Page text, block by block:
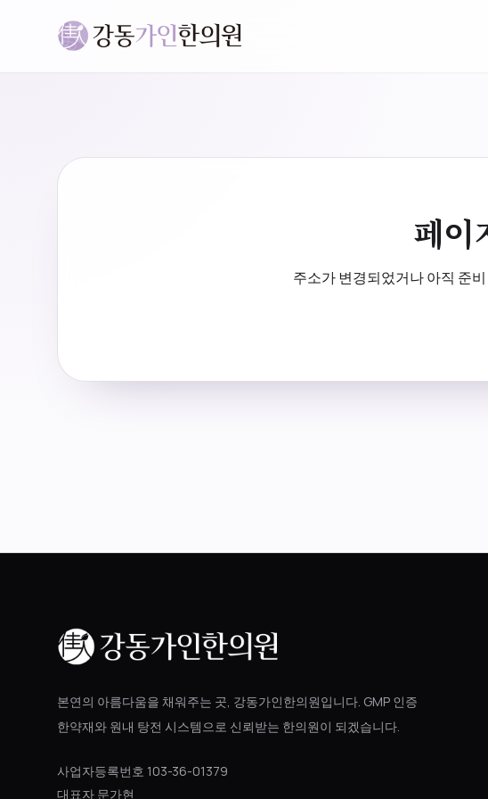
페이
주소가 변경되었거나 아직 준
본연의 아름다움을 채워주는 곳, 강동가인한의원입니다. GMP 인증
한약재와 원내 탕전 시스템으로 신뢰받는 한의원이 되겠습니다.
사업자등록번호 103-36-01379
대표자 문가현